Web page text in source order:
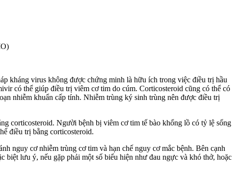
kháng virus không được chứng minh là hữu ích trong việc điều trị hầu
có thể giúp điều trị viêm cơ tim do cúm. Corticosteroid cũng có thể có
nhiễm khuẩn cấp tính. Nhiễm trùng ký sinh trùng nên được điều trị
corticosteroid. Người bệnh bị viêm cơ tim tế bào khổng lồ có tỷ lệ sống
điều trị bằng corticosteroid.
nguy cơ nhiễm trùng cơ tim và hạn chế nguy cơ mắc bệnh. Bên cạnh
lưu ý, nếu gặp phải một số biểu hiện như đau ngực và khó thở, hoặc